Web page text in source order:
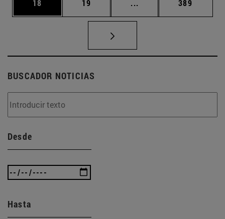
Página
18 Página
19 ... Páginas intermedias
Página
389
BUSCADOR NOTICIAS
Desde
Hasta